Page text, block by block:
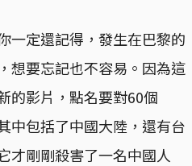
一定還記得，發生在巴黎的
想要忘記也不容易。因為這
的影片，點名要對60個
中包括了中國大陸，還有台
才剛剛殺害了一名中國人